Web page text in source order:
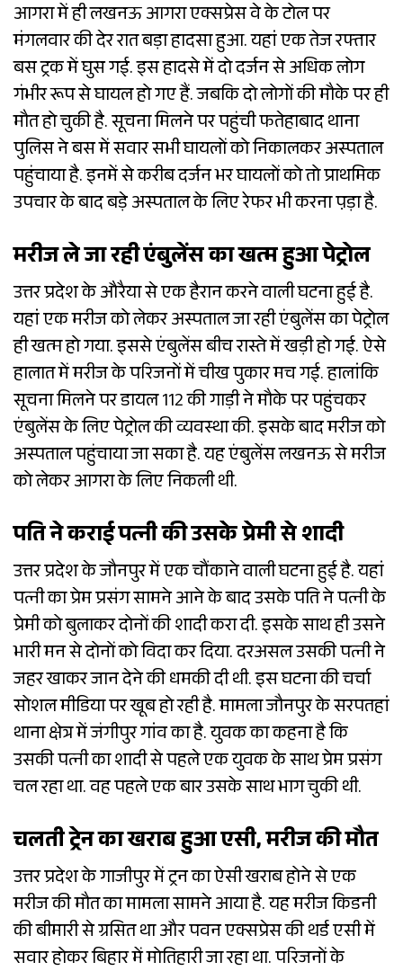
आगरा में ही लखनऊ आगरा एक्सप्रेस वे के टोल पर
मंगलवार की देर रात बड़ा हादसा हुआ. यहां एक तेज रफ्तार
बस ट्रक में घुस गई. इस हादसे में दो दर्जन से अधिक लोग
गंभीर रूप से घायल हो गए हैं. जबकि दो लोगों की मौके पर ही
मौत हो चुकी है. सूचना मिलने पर पहुंची फतेहाबाद थाना
पुलिस ने बस में सवार सभी घायलों को निकालकर अस्पताल
पहुंचाया है. इनमें से करीब दर्जन भर घायलों को तो प्राथमिक
उपचार के बाद बड़े अस्पताल के लिए रेफर भी करना प़ड़ा है.
मरीज ले जा रही एंबुलेंस का खत्म हुआ पेट्रोल
उत्तर प्रदेश के औरैया से एक हैरान करने वाली घटना हुई है.
यहां एक मरीज को लेकर अस्पताल जा रही एंबुलेंस का पेट्रोल
ही खत्म हो गया. इससे एंबुलेंस बीच रास्ते में खड़ी हो गई. ऐसे
हालात में मरीज के परिजनों में चीख पुकार मच गई. हालांकि
सूचना मिलने पर डायल 112 की गाड़ी ने मौके पर पहुंचकर
एंबुलेंस के लिए पेट्रोल की व्यवस्था की. इसके बाद मरीज को
अस्पताल पहुंचाया जा सका है. यह एंबुलेंस लखनऊ से मरीज
को लेकर आगरा के लिए निकली थी.
पति ने कराई पत्नी की उसके प्रेमी से शादी
उत्तर प्रदेश के जौनपुर में एक चौंकाने वाली घटना हुई है. यहां
पत्नी का प्रेम प्रसंग सामने आने के बाद उसके पति ने पत्नी के
प्रेमी को बुलाकर दोनों की शादी करा दी. इसके साथ ही उसने
भारी मन से दोनों को विदा कर दिया. दरअसल उसकी पत्नी ने
जहर खाकर जान देने की धमकी दी थी. इस घटना की चर्चा
सोशल मीडिया पर खूब हो रही है. मामला जौनपुर के सरपतहां
थाना क्षेत्र में जंगीपुर गांव का है. युवक का कहना है कि
उसकी पत्नी का शादी से पहले एक युवक के साथ प्रेम प्रसंग
चल रहा था. वह पहले एक बार उसके साथ भाग चुकी थी.
चलती ट्रेन का खराब हुआ एसी, मरीज की मौत
उत्तर प्रदेश के गाजीपुर में ट्रन का ऐसी खराब होने से एक
मरीज की मौत का मामला सामने आया है. यह मरीज किडनी
की बीमारी से ग्रसित था और पवन एक्सप्रेस की थर्ड एसी में
सवार होकर बिहार में मोतिहारी जा रहा था. परिजनों के